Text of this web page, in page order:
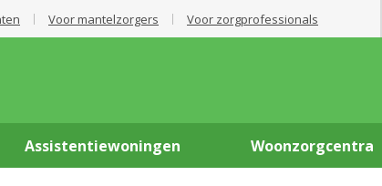
Voor mantelzorgers Voor zorgprofessionals
Assistentiewoningen Woonzorgcentra